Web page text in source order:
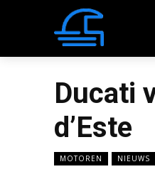
Ducati
d’Este
MOTOREN NIEUWS